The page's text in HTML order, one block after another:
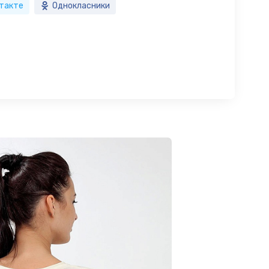
Однокласники